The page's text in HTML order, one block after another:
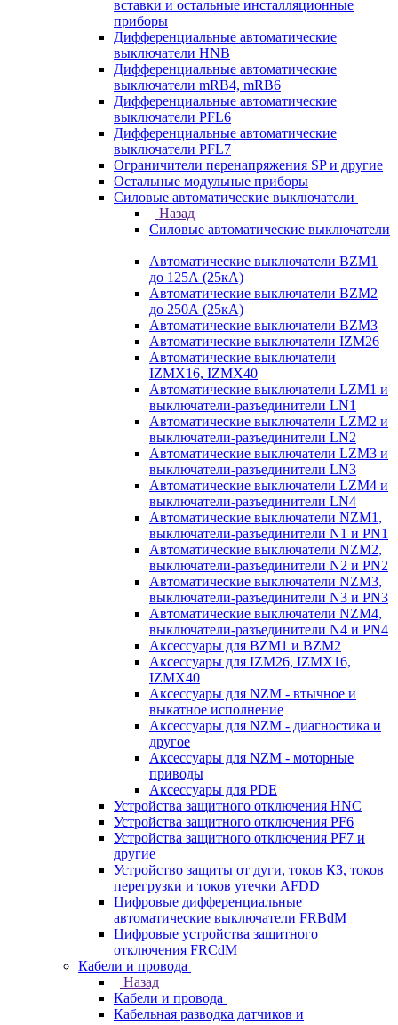
вставки и остальные инсталляционные
приборы
Дифференциальные автоматические
выключатели HNB
Дифференциальные автоматические
выключатели mRB4, mRB6
Дифференциальные автоматические
выключатели PFL6
Дифференциальные автоматические
выключатели PFL7
Ограничители перенапряжения SP и другие
Остальные модульные приборы
Силовые автоматические выключатели
Назад
Силовые автоматические выключатели
Автоматические выключатели BZM1
до 125А (25кА)
Автоматические выключатели BZM2
до 250А (25кА)
Автоматические выключатели BZM3
Автоматические выключатели IZM26
Автоматические выключатели
IZMX16, IZMX40
Автоматические выключатели LZM1 и
выключатели-разъединители LN1
Автоматические выключатели LZM2 и
выключатели-разъединители LN2
Автоматические выключатели LZM3 и
выключатели-разъединители LN3
Автоматические выключатели LZM4 и
выключатели-разъединители LN4
Автоматические выключатели NZM1,
выключатели-разъединители N1 и PN1
Автоматические выключатели NZM2,
выключатели-разъединители N2 и PN2
Автоматические выключатели NZM3,
выключатели-разъединители N3 и PN3
Автоматические выключатели NZM4,
выключатели-разъединители N4 и PN4
Аксессуары для BZM1 и BZM2
Аксессуары для IZM26, IZMX16,
IZMX40
Аксессуары для NZM - втычное и
выкатное исполнение
Аксессуары для NZM - диагностика и
другое
Аксессуары для NZM - моторные
приводы
Аксессуары для PDE
Устройства защитного отключения HNC
Устройства защитного отключения PF6
Устройства защитного отключения PF7 и
другие
Устройство защиты от дуги, токов КЗ, токов
перегрузки и токов утечки AFDD
Цифровые дифференциальные
автоматические выключатели FRBdM
Цифровые устройства защитного
отключения FRCdM
Кабели и провода
Назад
Кабели и провода
Кабельная разводка датчиков и